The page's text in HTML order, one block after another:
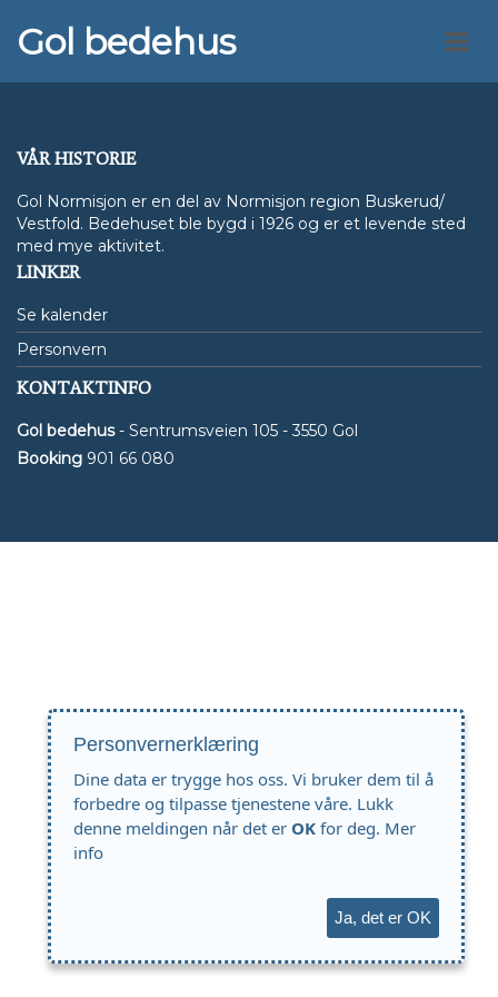
Gol bedehus
VÅR HISTORIE
Gol Normisjon er en del av Normisjon region Buskerud/
Vestfold. Bedehuset ble bygd i 1926 og er et levende sted
med mye aktivitet.
LINKER
Se kalender
Personvern
KONTAKTINFO
Gol bedehus- Sentrumsveien 105 - 3550 Gol
Booking 901 66 080
Personvernerklæring
Dine data er trygge hos oss. Vi bruker dem til å
forbedre og tilpasse tjenestene våre. Lukk
denne meldingen når det er OK for deg. Mer
info
Ja, det er OK